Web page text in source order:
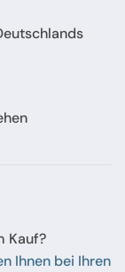
Kauf?
Ihnen bei Ihren